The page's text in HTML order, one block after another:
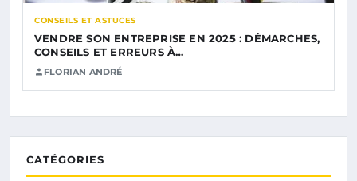
CONSEILS ET ASTUCES
VENDRE SON ENTREPRISE EN 2025 : DÉMARCHES,
CONSEILS ET ERREURS À…
FLORIAN ANDRÉ
CATÉGORIES